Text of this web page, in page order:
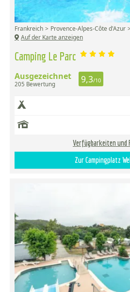
Camping Le Parc
Frankreich Provence-Alpes-Côte d'Azur
Auf der Karte anzeigen
Ausgezeichnet
205 Bewertung 9,3/10
Verfügbarkeiten und
Zur Campingplatz